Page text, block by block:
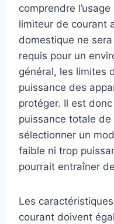
comprendre
limiteur de courant
domestique ne
requis pour un
général, les limites
puissance des
protéger. Il est
puissance totale
sélectionner un
faible ni trop
pourrait entraîner
Les
courant doivent